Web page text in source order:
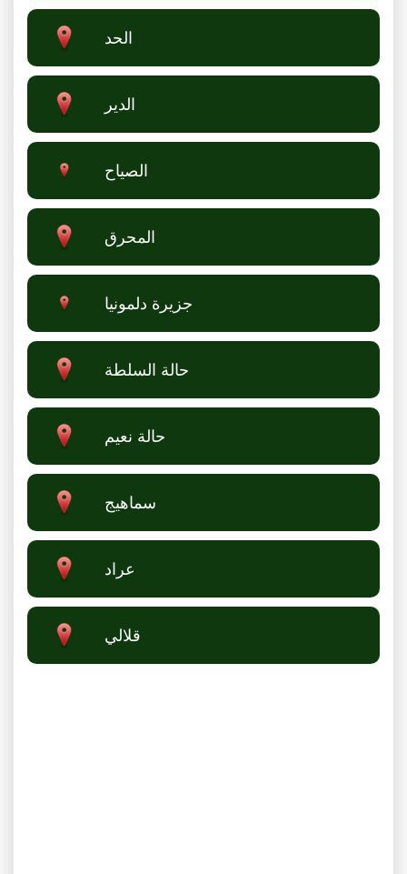
الحد
الدير
الصياح
المحرق
جزيرة دلمونيا
حالة السلطة
حالة نعيم
سماهيج
عراد
قلالي